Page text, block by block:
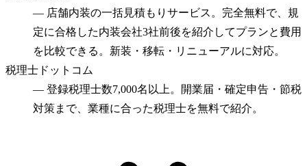
— 店舗内装の一括見積もりサービス。完全無料で、規
定に合格した内装会社3社前後を紹介してプランと費用
を比較できる。新装・移転・リニューアルに対応。
税理士ドットコム
— 登録税理士数7,000名以上。開業届・確定申告・節税
対策まで、業種に合った税理士を無料で紹介。